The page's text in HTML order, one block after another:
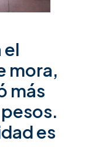
el
mora,
más
es